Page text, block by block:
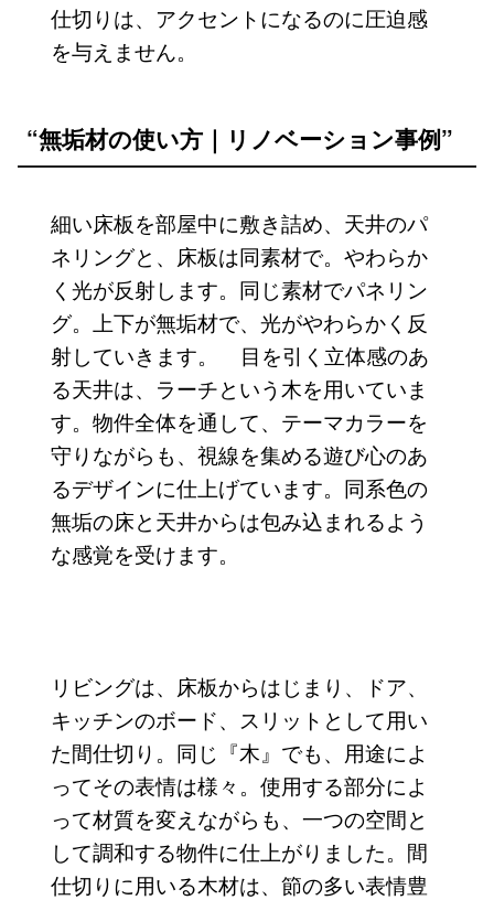
仕切りは、アクセントになるのに圧迫感
を与えません。
“無垢材の使い方｜リノベーション事例”
細い床板を部屋中に敷き詰め、天井のパ
ネリングと、床板は同素材で。やわらか
く光が反射します。同じ素材でパネリン
グ。上下が無垢材で、光がやわらかく反
射していきます。
目を引く立体感のあ
る天井は、ラーチという木を用いていま
す。物件全体を通して、テーマカラーを
守りながらも、視線を集める遊び心のあ
るデザインに仕上げています。同系色の
無垢の床と天井からは包み込まれるよう
な感覚を受けます。
リビングは、床板からはじまり、ドア、
キッチンのボード、スリットとして用い
た間仕切り。同じ『木』でも、用途によ
ってその表情は様々。使用する部分によ
って材質を変えながらも、一つの空間と
して調和する物件に仕上がりました。間
仕切りに用いる木材は、節の多い表情豊